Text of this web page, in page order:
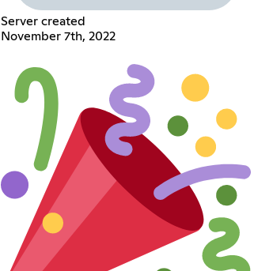
Server created
November 7th, 2022